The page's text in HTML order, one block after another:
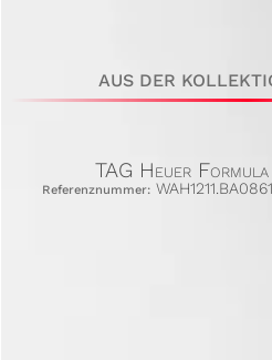
AUS DER
TAG Heuer Formula
Referenznummer: WAH1211.BA0861